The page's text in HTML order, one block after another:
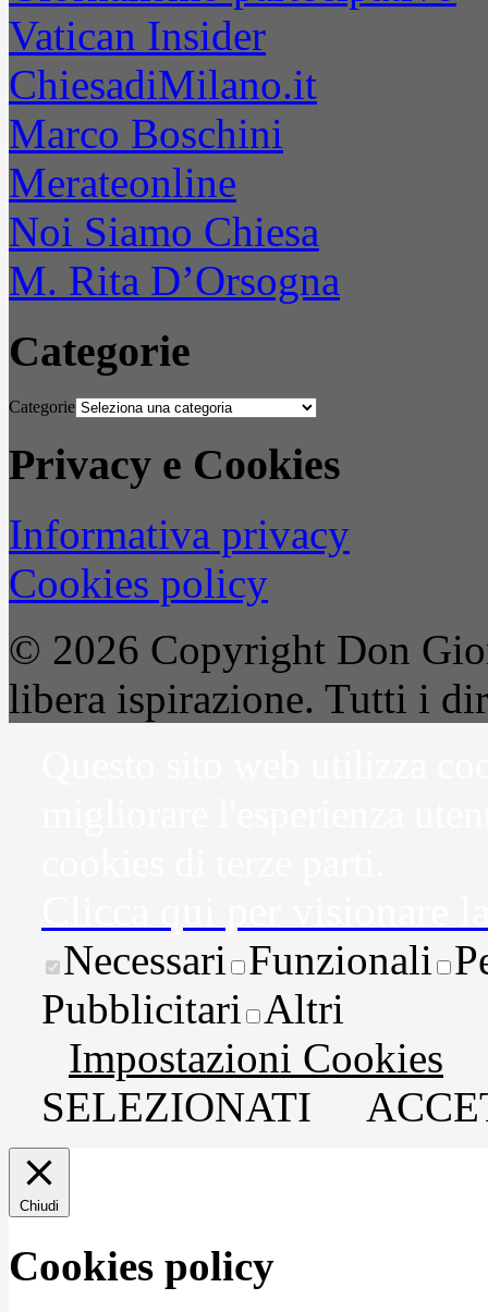
Vatican Insider
ChiesadiMilano.it
Marco Boschini
Merateonline
Noi Siamo Chiesa
M. Rita D’Orsogna
Categorie
Categorie
Privacy e Cookies
Informativa privacy
Cookies policy
© 2026 Copyright Don
libera ispirazione. Tutti i
Necessari Funzionali
Pubblicitari Altri
Impostazioni Cookies
SELEZIONATI
Chiudi
Cookies policy